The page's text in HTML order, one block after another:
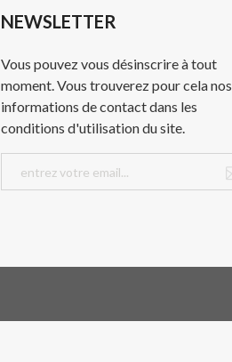
NEWSLETTER
Vous pouvez vous désinscrire à tout
moment. Vous trouverez pour cela nos
informations de contact dans les
conditions d'utilisation du site.